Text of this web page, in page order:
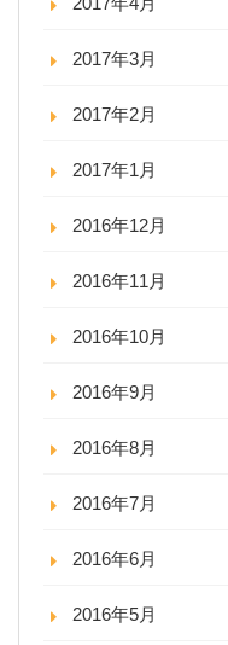
2017年3月
2017年2月
2017年1月
2016年12月
2016年11月
2016年10月
2016年9月
2016年8月
2016年7月
2016年6月
2016年5月